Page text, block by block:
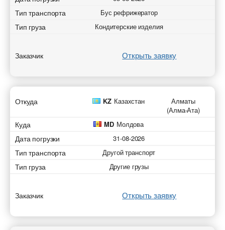
Тип транспорта Бус рефрижератор
Тип груза Кондитерские изделия
Заказчик Открыть заявку
Откуда KZ Казахстан
Алматы
(Алма-Ата)
Куда MD Молдова
Дата погрузки 31-08-2026
Тип транспорта Другой транспорт
Тип груза Другие грузы
Заказчик Открыть заявку